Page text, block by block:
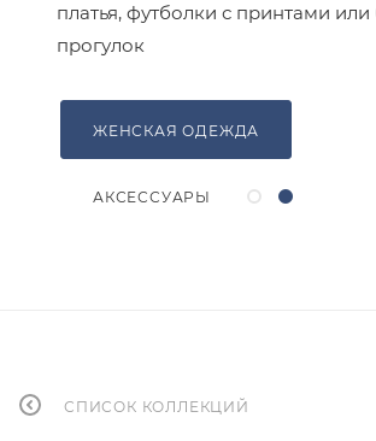
платья, футболки с принтами
прогулок
ЖЕНСКАЯ ОДЕЖДА
АКСЕССУАРЫ
СПИСОК КОЛЛЕКЦИЙ